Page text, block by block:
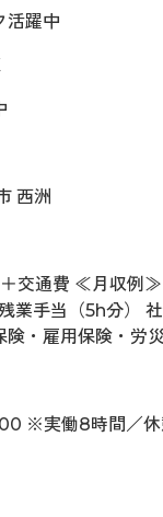
活躍中
西洲
＋交通費 ≪月収例
業手当（5h分）
険・雇用保険・労
※実働8時間／